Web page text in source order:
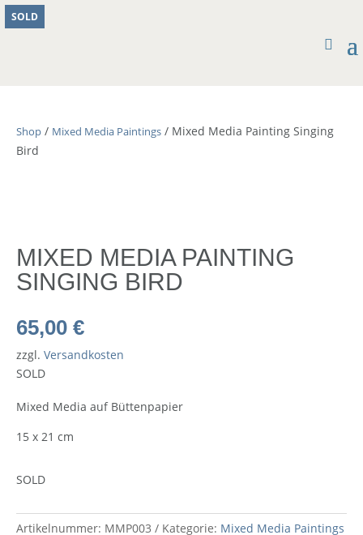
SOLD
Shop / Mixed Media Paintings / Mixed Media Painting Singing
Bird
MIXED MEDIA PAINTING
SINGING BIRD
65,00 €
zzgl. Versandkosten
SOLD
Mixed Media auf Büttenpapier
15 x 21 cm
SOLD
Artikelnummer: MMP003 Kategorie: Mixed Media Paintings